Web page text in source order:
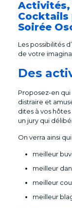
Activités,
Cocktails
Soirée
Les possibilités
de votre
Des
Proposez-en
distraire et
dites à vos
un jury qui
On verra ainsi
meilleur
meilleur
meilleur
meilleur